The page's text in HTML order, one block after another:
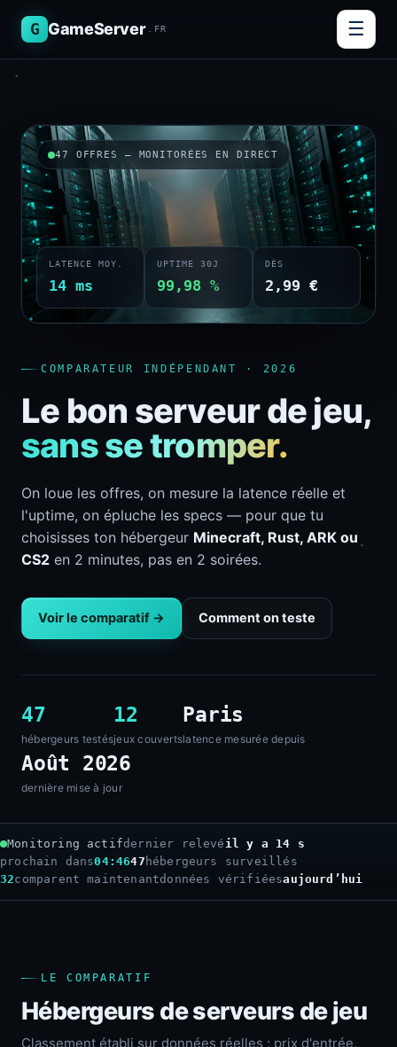
G GameServer .FR ☰
COMPARATEUR INDÉPENDANT · 2026
Le bon serveur de jeu,
sans se tromper.
On loue les offres, on mesure la latence réelle et
l'uptime, on épluche les specs — pour que tu
choisisses ton hébergeur Minecraft, Rust, ARK ou
CS2 en 2 minutes, pas en 2 soirées.
Voir le comparatif → Comment on teste
47
hébergeurs testés
12
jeux couverts
Paris
latence mesurée depuis
Août 2026
dernière mise à jour
47 OFFRES — MONITORÉES EN DIRECT
LATENCE MOY.
14 ms
UPTIME 30J
99,98 %
DÈS
2,99 €
Monitoring actifdernier relevé il y a 15 s
prochain dans04:4547 hébergeurs surveillés
32comparent maintenantdonnées vérifiéesaujourd’hui
LE COMPARATIF
Hébergeurs de serveurs de jeu
Classement établi sur données réelles : prix d'entrée,